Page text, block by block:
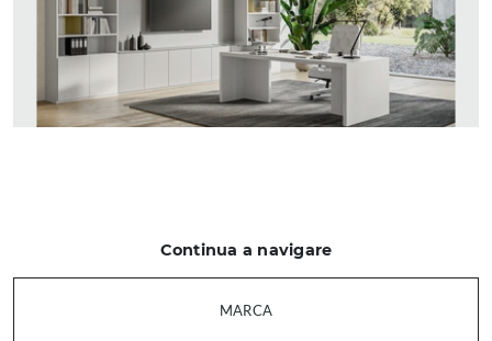
Continua a navigare
MARCA